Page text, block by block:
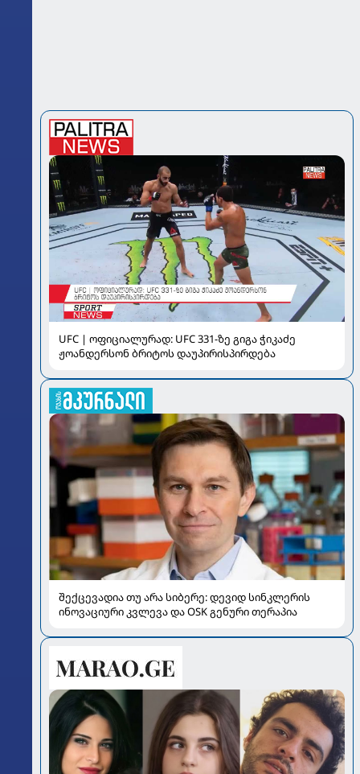
UFC | ოფიციალურად: UFC 331-ზე გიგა ჭიკაძე
ჟოანდერსონ ბრიტოს დაუპირისპირდება
შექცევადია თუ არა სიბერე: დევიდ სინკლერის
ინოვაციური კვლევა და OSK გენური თერაპია